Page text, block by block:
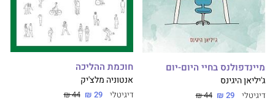
מיינדפולנס בחיי היום-יום
ג'יליאן היגינס
דיגיטלי 29 ₪
44 ₪
חוכמת ההליכה
אנטוניה מלצ'יק
דיגיטלי 29 ₪
44 ₪